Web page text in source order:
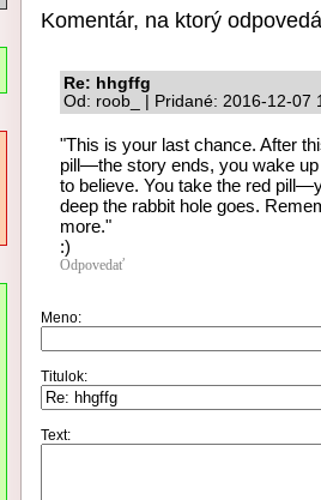
Komentár, na ktorý
Re: hhgffg
Od: roob_ | Pridané: 2016-12-07
"This is your last chance. After
pill—the story ends, you wake
to believe. You take the red
deep the rabbit hole goes.
more."
:)
Odpovedať
Meno:
Titulok:
Text: